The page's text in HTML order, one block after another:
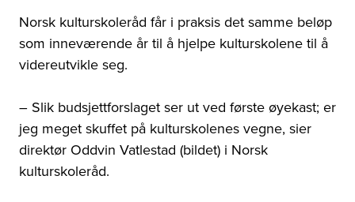
Norsk kulturskoleråd får i praksis det samme beløp
som inneværende år til å hjelpe kulturskolene til å
videreutvikle seg.
– Slik budsjettforslaget ser ut ved første øyekast; er
jeg meget skuffet på kulturskolenes vegne, sier
direktør Oddvin Vatlestad (bildet) i Norsk
kulturskoleråd.